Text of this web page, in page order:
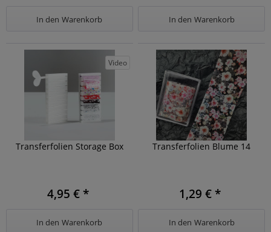
In den Warenkorb In den Warenkorb
Video
Transferfolien Storage Box
4,95 € *
In den Warenkorb
Transferfolien Blume 14
1,29 € *
In den Warenkorb